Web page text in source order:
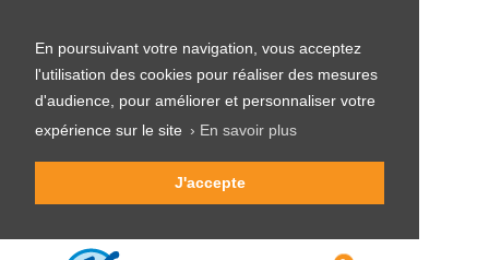
En poursuivant votre navigation, vous acceptez
l'utilisation des cookies pour réaliser des mesures
d'audience, pour améliorer et personnaliser votre
expérience sur le site › En savoir plus
J'accepte